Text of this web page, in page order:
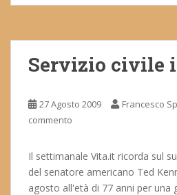
Servizio civile
27 Agosto 2009 Francesco
commento
Il settimanale Vita.it ricorda sul
del senatore americano Ted
agosto all'età di 77 anni per una